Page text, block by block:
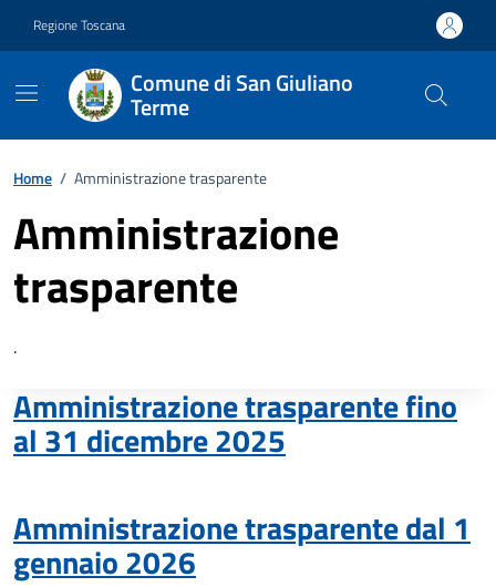
Regione Toscana
Comune di San Giuliano
Terme
Home / Amministrazione trasparente
Amministrazione
trasparente
Descrizione breve
.
Amministrazione trasparente fino
al 31 dicembre 2025
Amministrazione trasparente dal 1
gennaio 2026